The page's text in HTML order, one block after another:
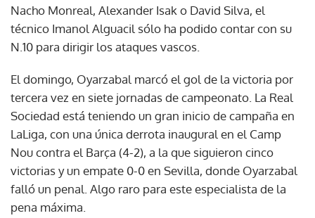
Nacho Monreal, Alexander Isak o David Silva, el
técnico Imanol Alguacil sólo ha podido contar con su
N.10 para dirigir los ataques vascos.
El domingo, Oyarzabal marcó el gol de la victoria por
tercera vez en siete jornadas de campeonato. La Real
Sociedad está teniendo un gran inicio de campaña en
LaLiga, con una única derrota inaugural en el Camp
Nou contra el Barça (4-2), a la que siguieron cinco
victorias y un empate 0-0 en Sevilla, donde Oyarzabal
falló un penal. Algo raro para este especialista de la
pena máxima.